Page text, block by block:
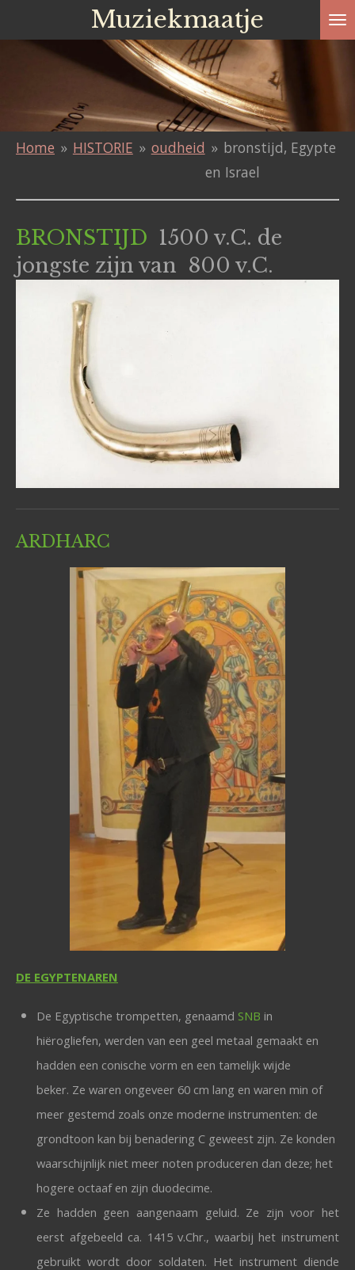
direct
hoofdinhoud
Muziekmaatje
Home » HISTORIE » oudheid » bronstijd, Egypte
en Israel
BRONSTIJD 1500 v.C. de
jongste zijn van 800 v.C.
ARDHARC
DE EGYPTENAREN
De Egyptische trompetten, genaamd SNB in
hiërogliefen, werden van een geel metaal gemaakt en
hadden een conische vorm en een tamelijk wijde
beker. Ze waren ongeveer 60 cm lang en waren min of
meer gestemd zoals onze moderne instrumenten: de
grondtoon kan bij benadering C geweest zijn. Ze konden
waarschijnlijk niet meer noten produceren dan deze; het
hogere octaaf en zijn duodecime.
Ze hadden geen aangenaam geluid. Ze zijn voor het
eerst afgebeeld ca. 1415 v.Chr., waarbij het instrument
gebruikt wordt door soldaten. Het instrument diende